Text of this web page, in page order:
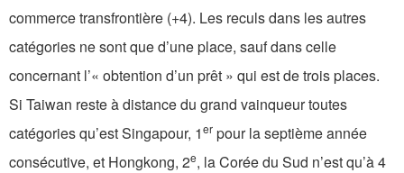
commerce transfrontière (+4). Les reculs dans les autres
catégories ne sont que d’une place, sauf dans celle
concernant l’« obtention d’un prêt » qui est de trois places.
Si Taiwan reste à distance du grand vainqueur toutes
catégories qu’est Singapour, 1er pour la septième année
consécutive, et Hongkong, 2e, la Corée du Sud n’est qu’à 4